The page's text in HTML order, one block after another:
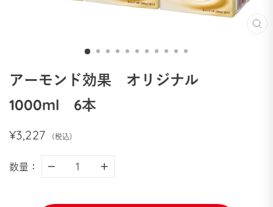
閉
アーモンド効果 オリジナル
1000ml 6本
通
価
格
¥3,227 (税込)
数量 ：
− +